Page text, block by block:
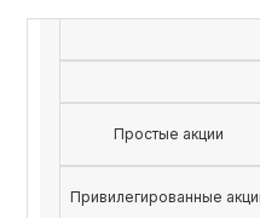
Простые акции
Привилегированные